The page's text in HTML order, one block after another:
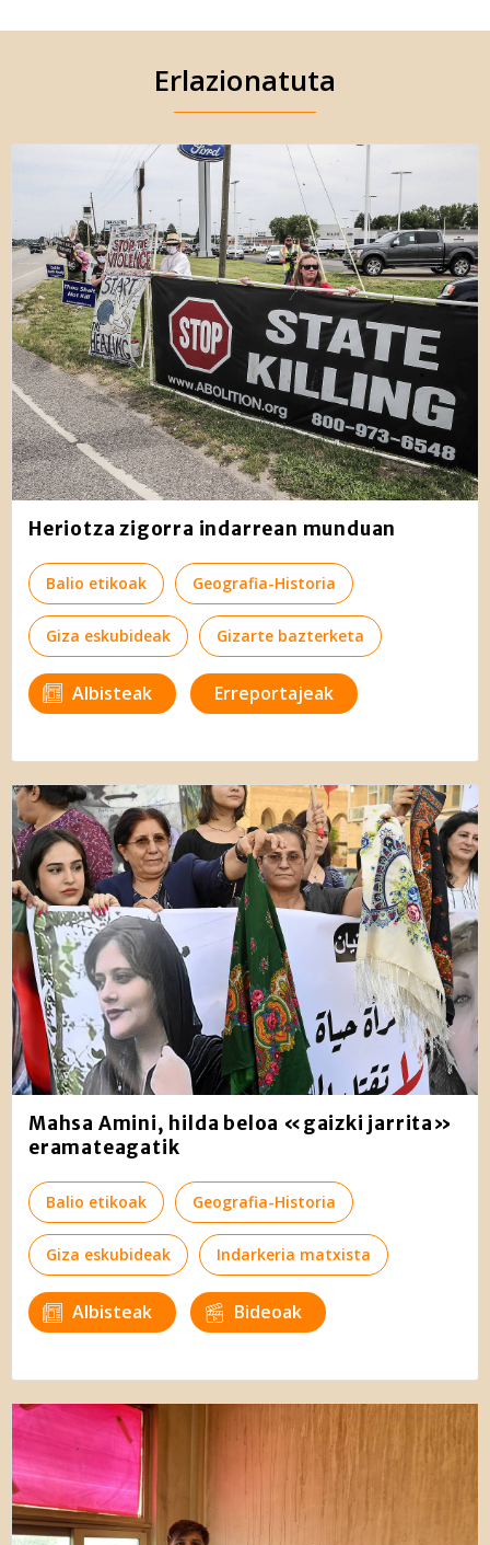
Erlazionatuta
Heriotza zigorra indarrean munduan
Balio etikoak Geografia-Historia
Giza eskubideak Gizarte bazterketa
Albisteak Erreportajeak
Mahsa Amini, hilda beloa «gaizki jarrita»
eramateagatik
Balio etikoak Geografia-Historia
Giza eskubideak Indarkeria matxista
Albisteak Bideoak